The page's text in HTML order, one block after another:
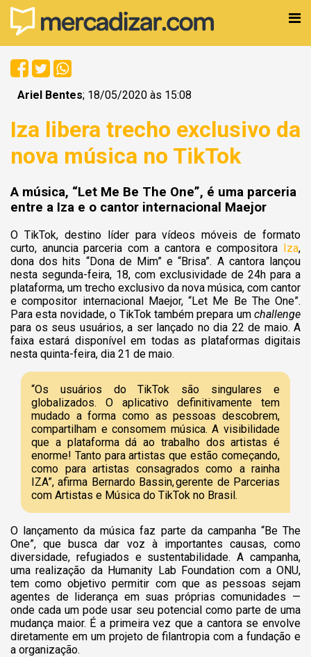
Ariel Bentes; 18/05/2020 às 15:08
Iza libera trecho exclusivo da
nova música no TikTok
A música, “Let Me Be The One”, é uma parceria
entre a Iza e o cantor internacional Maejor
O TikTok, destino líder para vídeos móveis de formato
curto, anuncia parceria com a cantora e compositora Iza,
dona dos hits “Dona de Mim” e “Brisa”. A cantora lançou
nesta segunda-feira, 18, com exclusividade de 24h para a
plataforma, um trecho exclusivo da nova música, com cantor
e compositor internacional Maejor, “Let Me Be The One”.
Para esta novidade, o TikTok também prepara um challenge
para os seus usuários, a ser lançado no dia 22 de maio. A
faixa estará disponível em todas as plataformas digitais
nesta quinta-feira, dia 21 de maio.
“Os usuários do TikTok são singulares e
globalizados. O aplicativo definitivamente tem
mudado a forma como as pessoas descobrem,
compartilham e consomem música. A visibilidade
que a plataforma dá ao trabalho dos artistas é
enorme! Tanto para artistas que estão começando,
como para artistas consagrados como a rainha
IZA”, afirma Bernardo Bassin, gerente de Parcerias
com Artistas e Música do TikTok no Brasil.
O lançamento da música faz parte da campanha “Be The
One”, que busca dar voz à importantes causas, como
diversidade, refugiados e sustentabilidade. A campanha,
uma realização da Humanity Lab Foundation com a ONU,
tem como objetivo permitir com que as pessoas sejam
agentes de liderança em suas próprias comunidades —
onde cada um pode usar seu potencial como parte de uma
mudança maior. É a primeira vez que a cantora se envolve
diretamente em um projeto de filantropia com a fundação e
a organização.